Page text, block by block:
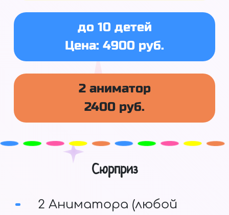
до 10 детей
Цена: 4900 руб.
2 аниматор
2400 руб.
Сюрприз
2 Аниматора (любой